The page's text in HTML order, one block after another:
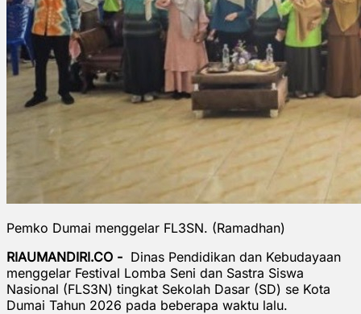
Pemko Dumai menggelar FL3SN. (Ramadhan)
RIAUMANDIRI.CO - Dinas Pendidikan dan Kebudayaan
menggelar Festival Lomba Seni dan Sastra Siswa
Nasional (FLS3N) tingkat Sekolah Dasar (SD) se Kota
Dumai Tahun 2026 pada beberapa waktu lalu.